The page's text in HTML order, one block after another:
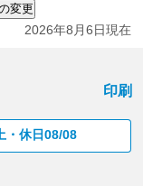
変更
2026年8月6日現在
印刷
・休日08/08